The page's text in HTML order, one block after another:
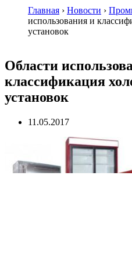
Главная › Новости ›
использования и
установок
Области
классификация
установок
11.05.2017